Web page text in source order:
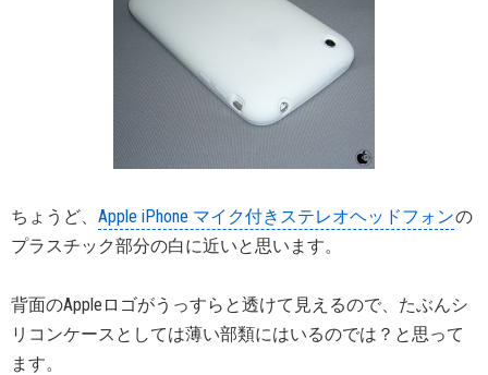
ちょうど、 Apple iPhone マイク付きステレオヘッドフォンの
プラスチック部分の白に近いと思います。
背面のAppleロゴがうっすらと透けて見えるので、たぶんシ
リコンケースとしては薄い部類にはいるのでは？と思って
ます。